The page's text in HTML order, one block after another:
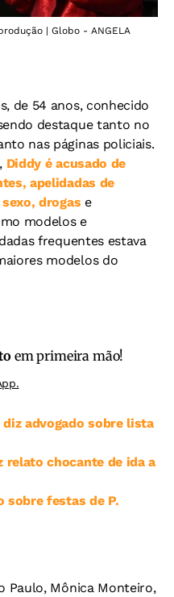
| Globo - ANGELA
de 54 anos, conhecido
destaque tanto no
nas páginas policiais.
Diddy é acusado de
apelidadas de
drogas e
modelos e
frequentes estava
modelos do
em primeira mão!
advogado sobre lista
relato chocante de ida a
sobre festas de P.
Paulo, Mônica Monteiro,